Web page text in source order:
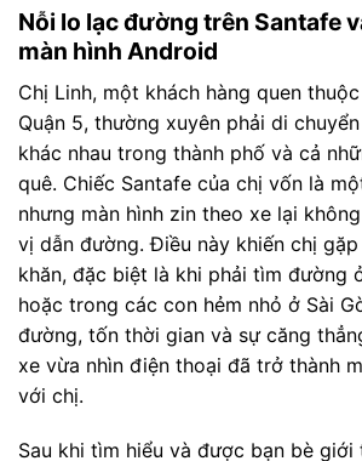
Nỗi lo lạc đường trên Santafe
màn hình Android
Chị Linh, một khách hàng quen
Quận 5, thường xuyên phải di
khác nhau trong thành phố và cả
quê. Chiếc Santafe của chị vốn là
nhưng màn hình zin theo xe lại
vị dẫn đường. Điều này khiến chị
khăn, đặc biệt là khi phải tìm đường
hoặc trong các con hẻm nhỏ ở Sài
đường, tốn thời gian và sự căng
xe vừa nhìn điện thoại đã trở thành
với chị.
Sau khi tìm hiểu và được bạn bè giới